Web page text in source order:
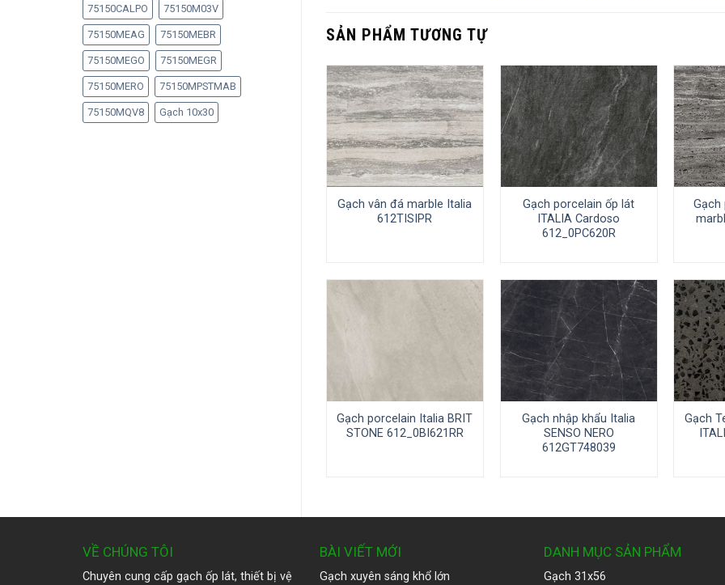
75150CALPO 75150M03V
75150MEAG 75150MEBR
75150MEGO 75150MEGR
75150MERO 75150MPSTMAB
75150MQV8 Gạch 10x30
SẢN PHẨM TƯƠNG TỰ
Gạch vân đá marble Italia
612TISIPR
Gạch porcelain ốp lát
ITALIA Cardoso
612_0PC620R
Gạch
Gạch porcelain Italia BRIT
STONE 612_0BI621RR
Gạch nhập khẩu Italia
SENSO NERO
612GT748039
Gạch
VỀ CHÚNG TÔI
Chuyên cung cấp gạch ốp lát, thiết bị vệ
BÀI VIẾT MỚI
Gạch xuyên sáng khổ lớn
DANH MỤC SẢN PHẨM
Gạch 31x56